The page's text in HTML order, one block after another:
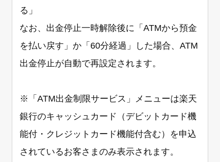
る」
なお、出金停止一時解除後に「ATMから預金
を払い戻す」か「60分経過」した場合、ATM
出金停止が自動で再設定されます。
※「ATM出金制限サービス」メニューは楽天
銀行のキャッシュカード（デビットカード機
能付・クレジットカード機能付含む）を申込
されているお客さまのみ表示されます。